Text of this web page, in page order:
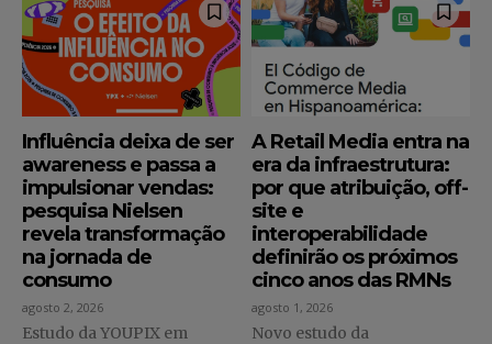
Influência deixa de ser
awareness e passa a
impulsionar vendas:
pesquisa Nielsen
revela transformação
na jornada de
consumo
agosto 2, 2026
Estudo da YOUPIX em
A Retail Media entra na
era da infraestrutura:
por que atribuição, off-
site e
interoperabilidade
definirão os próximos
cinco anos das RMNs
agosto 1, 2026
Novo estudo da